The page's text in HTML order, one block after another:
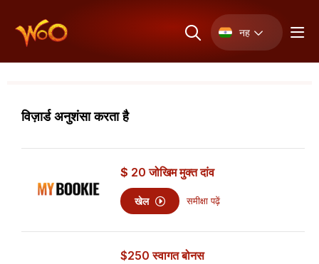
नह
विज़ार्ड अनुशंसा करता है
$ 20 जोखिम मुक्त दांव
खेल समीक्षा पढ़ें
$250 स्वागत बोनस